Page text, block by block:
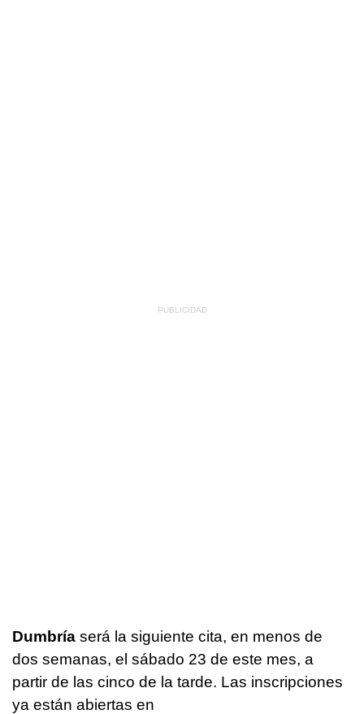
Dumbría será la siguiente cita, en menos de
dos semanas, el sábado 23 de este mes, a
partir de las cinco de la tarde. Las inscripciones
ya están abiertas en